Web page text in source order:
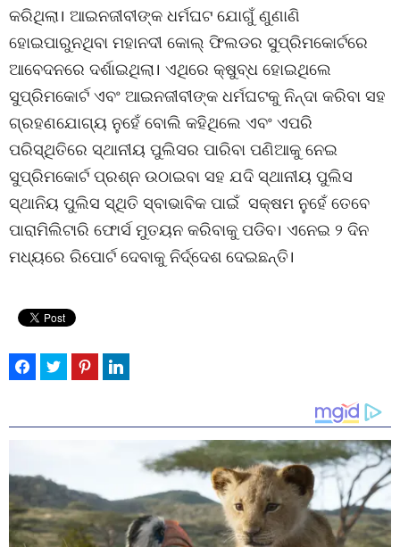
କରିଥିଲା। ଆଇନଜୀବୀଙ୍କ ଧର୍ମଘଟ ଯୋଗୁଁ ଣୁଣାଣି
ହୋଇପାରୁନଥିବା ମହାନଦୀ କୋଲ୍ ଫିଲଡର ସୁପ୍ରିମକୋର୍ଟରେ
ଆବେଦନରେ ଦର୍ଶାଇଥିଲା। ଏଥିରେ କ୍ଷୁବ୍ଧ ହୋଇଥିଲେ
ସୁପ୍ରିମକୋର୍ଟ ଏବଂ ଆଇନଜୀବୀଙ୍କ ଧର୍ମଘଟକୁ ନିନ୍ଦା କରିବା ସହ
ଗ୍ରହଣଯୋଗ୍ୟ ନୁହେଁ ବୋଲି କହିଥିଲେ ଏବଂ ଏପରି
ପରିସ୍ଥିତିରେ ସ୍ଥାନୀୟ ପୁଲିସର ପାରିବା ପଣିଆକୁ ନେଇ
ସୁପ୍ରିମକୋର୍ଟ ପ୍ରଶ୍ନ ଉଠାଇବା ସହ ଯଦି ସ୍ଥାନୀୟ ପୁଲିସ
ସ୍ଥାନିୟ ପୁଲିସ ସ୍ଥିତି ସ୍ବାଭାବିକ ପାଇଁ ସକ୍ଷମ ନୁହେଁ ତେବେ
ପାରାମିଲିଟାରି ଫୋର୍ସ ମୁତୟନ କରିବାକୁ ପଡିବ। ଏନେଇ ୨ ଦିନ
ମଧ୍ୟରେ ରିପୋର୍ଟ ଦେବାକୁ ନିର୍ଦ୍ଦେଶ ଦେଇଛନ୍ତି।